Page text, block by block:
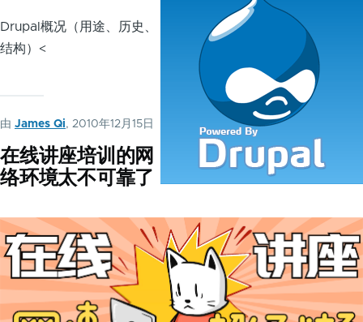
Drupal概况（用途、历史、
结构）<
由 James Qi, 2010年12月15日
在线讲座培训的网
络环境太不可靠了